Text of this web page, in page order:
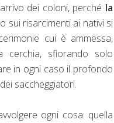
dei coloni, perché la
sui risarcimenti ai nativi si
cui è ammessa,
cerchia, sfiorando solo
in ogni caso il profondo
saccheggiatori.
ogni cosa: quella